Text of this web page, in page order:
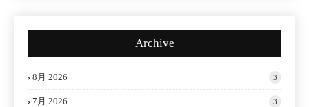
Archive
8月 2026 3
7月 2026 3